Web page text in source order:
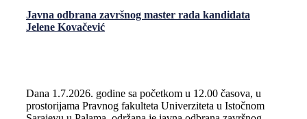
Javna odbrana završnog master rada kandidata
Jelene Kovačević
Dana 1.7.2026. godine sa početkom u 12.00 časova, u
prostorijama Pravnog fakulteta Univerziteta u Istočnom